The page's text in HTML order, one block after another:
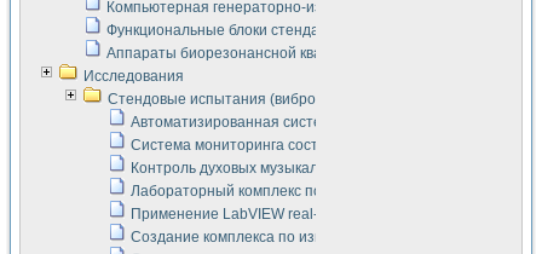
Компьютерная генераторно-измерительная система
Функциональные блоки стенда "Сигнал-USB"
Аппараты биорезонансной квантовой терапии серии СКАН
Исследования
Стендовые испытания (виброакустика, тензометрия и т.п.)
Автоматизированная система измерения параметров
Система мониторинга состояния тяговых
Контроль духовых музыкальных инструментов
Лабораторный комплекс по исследованию элементной
Применение LabVIEW real-time module для
Создание комплекса по измерению скорости подвижного